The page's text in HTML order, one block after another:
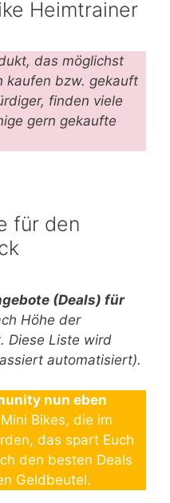
Heimtrainer
das möglichst
kaufen bzw. gekauft
finden viele
gern gekaufte
für den
gebote (Deals) für
Höhe der
Diese Liste wird
automatisiert).
nun eben
Bikes, die im
das spart Euch
den besten Deals
Geldbeutel.